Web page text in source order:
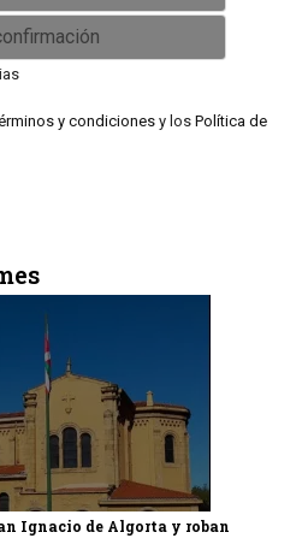
y condicionesy los Política de
Ignacio de Algorta y roban